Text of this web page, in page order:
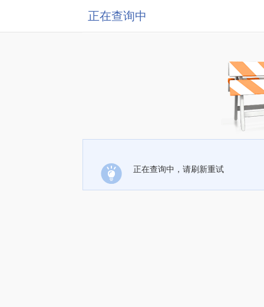
正在查询中
正在查询中，请刷新重试